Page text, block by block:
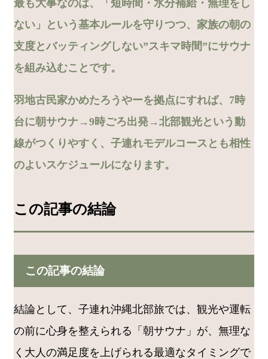
最も大事なのは、「短時間・水分補給・無理をし
ない」という基本ルールを守りつつ、家族の朝の
支度とバッティングしない”スキマ時間”にサウナ
を組み込むことです。
羽地古民家かめたろうやーを拠点にすれば、7時
台に朝サウナ→9時ごろ出発→北部観光という動
線がつくりやすく、子連れモデルコースとも相性
のよいスケジュールになります。
この記事の結論
この記事の結論
結論として、子連れ沖縄北部旅では、観光や運転
の前に心身を整えられる「朝サウナ」が、無理な
く大人の満足度を上げられる最適なタイミングで